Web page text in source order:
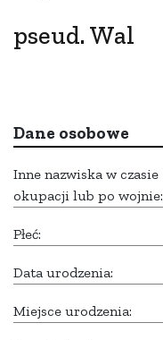
pseud. Wal
Dane osobowe
Inne nazwiska w czasie
okupacji lub po wojnie:
Płeć:
Data urodzenia:
Miejsce urodzenia: